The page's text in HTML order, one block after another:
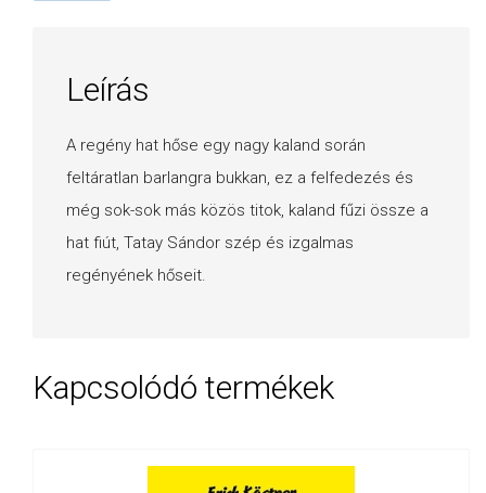
Leírás
A regény hat hőse egy nagy kaland során
feltáratlan barlangra bukkan, ez a felfedezés és
még sok-sok más közös titok, kaland fűzi össze a
hat fiút, Tatay Sándor szép és izgalmas
regényének hőseit.
Kapcsolódó termékek